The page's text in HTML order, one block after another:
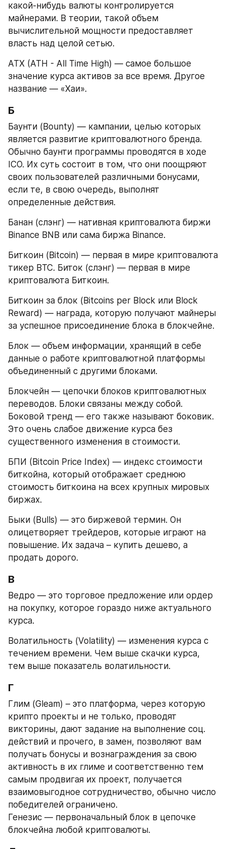
какой-нибудь валюты контролируется
майнерами. В теории, такой объем
вычислительной мощности предоставляет
власть над целой сетью.
АТХ (ATH - All Time High) — самое большое
значение курса активов за все время. Другое
название — «Xaи».
Б
Баунти (Bounty) — кампании, целью которых
является развитие криптовалютного бренда.
Обычно баунти программы проводятся в ходе
ICO. Их суть состоит в том, что они поощряют
своих пользователей различными бонусами,
если те, в свою очередь, выполнят
определенные действия.
Банан (слэнг) — нативная криптовалюта биржи
Binance BNB или сама биржа Binance.
Биткоин (Bitcoin) — первая в мире криптовалюта
тикер BTC. Биток (слэнг) — первая в мире
криптовалюта Биткоин.
Биткоин за блок (Bitcoins per Block или Block
Reward) — награда, которую получают майнеры
за успешное присоединение блока в блокчейне.
Блок — объем информации, хранящий в себе
данные о работе криптовалютной платформы
объединенный с другими блоками.
Блокчейн — цепочки блоков криптовалютных
переводов. Блоки связаны между собой.
Боковой тренд — его также называют боковик.
Это очень слабое движение курса без
существенного изменения в стоимости.
БПИ (Bitcoin Price Index) — индекс стоимости
биткойна, который отображает среднюю
стоимость биткоина на всех крупных мировых
биржах.
Быки (Bulls) — это биржевой термин. Он
олицетворяет трейдеров, которые играют на
повышение. Их задача – купить дешево, а
продать дорого.
В
Ведро — это торговое предложение или ордер
на покупку, которое гораздо ниже актуального
курса.
Волатильность (Volatility) — изменения курса с
течением времени. Чем выше скачки курса,
тем выше показатель волатильности.
Г
Глим (Gleam) – это платформа, через которую
крипто проекты и не только, проводят
викторины, дают задание на выполнение соц.
действий и прочего, в замен, позволяют вам
получать бонусы и вознаграждения за свою
активность в их глиме и соответственно тем
самым продвигая их проект, получается
взаимовыгодное сотрудничество, обычно число
победителей ограничено.
Генезис — первоначальный блок в цепочке
блокчейна любой криптовалюты.